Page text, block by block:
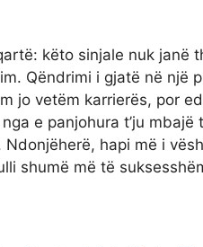
këto sinjale nuk janë
Qëndrimi i gjatë në një
jo vetëm karrierës, por
e panjohura t’ju
Ndonjëherë, hapi më i
shumë më të